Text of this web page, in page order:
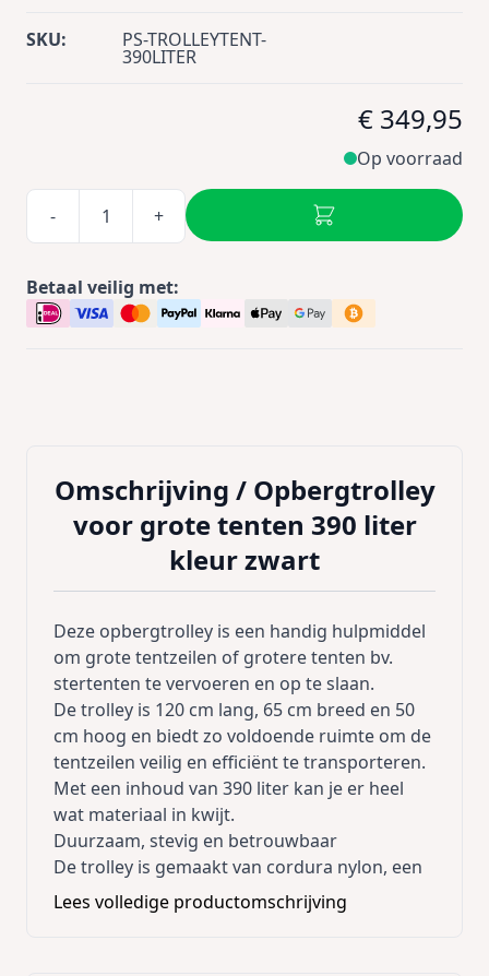
SKU: PS-TROLLEYTENT-
390LITER
€ 349,95
Op voorraad
- +
Betaal veilig met:
Omschrijving / Opbergtrolley
voor grote tenten 390 liter
kleur zwart
Deze opbergtrolley is een handig hulpmiddel
om grote tentzeilen of grotere tenten bv.
stertenten te vervoeren en op te slaan.
De trolley is 120 cm lang, 65 cm breed en 50
cm hoog en biedt zo voldoende ruimte om de
tentzeilen veilig en efficiënt te transporteren.
Met een inhoud van 390 liter kan je er heel
wat materiaal in kwijt.
Duurzaam, stevig en betrouwbaar
De trolley is gemaakt van cordura nylon, een
duurzame stof die speciaal is ontworpen voor
bagage en andere zware toepassingen.
Lees volledige productomschrijving